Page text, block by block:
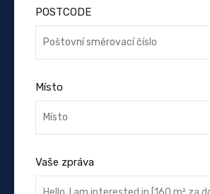
POSTCODE
Místo
Vaše zpráva